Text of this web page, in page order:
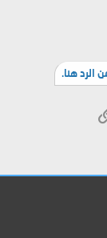
الرد هنا.
الإلكتروني